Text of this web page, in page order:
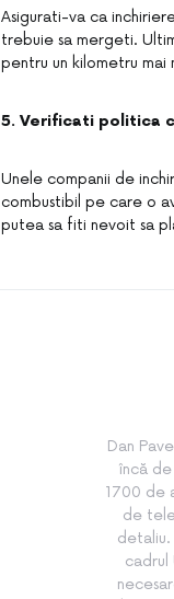
Asigurati-va ca
trebuie sa mergeti.
pentru un kilometru
5. Verificati politica
Unele companii de
combustibil pe care o
putea sa fiti nevoit sa
Dan
încă
1700 de
de
detaliu.
cadrul